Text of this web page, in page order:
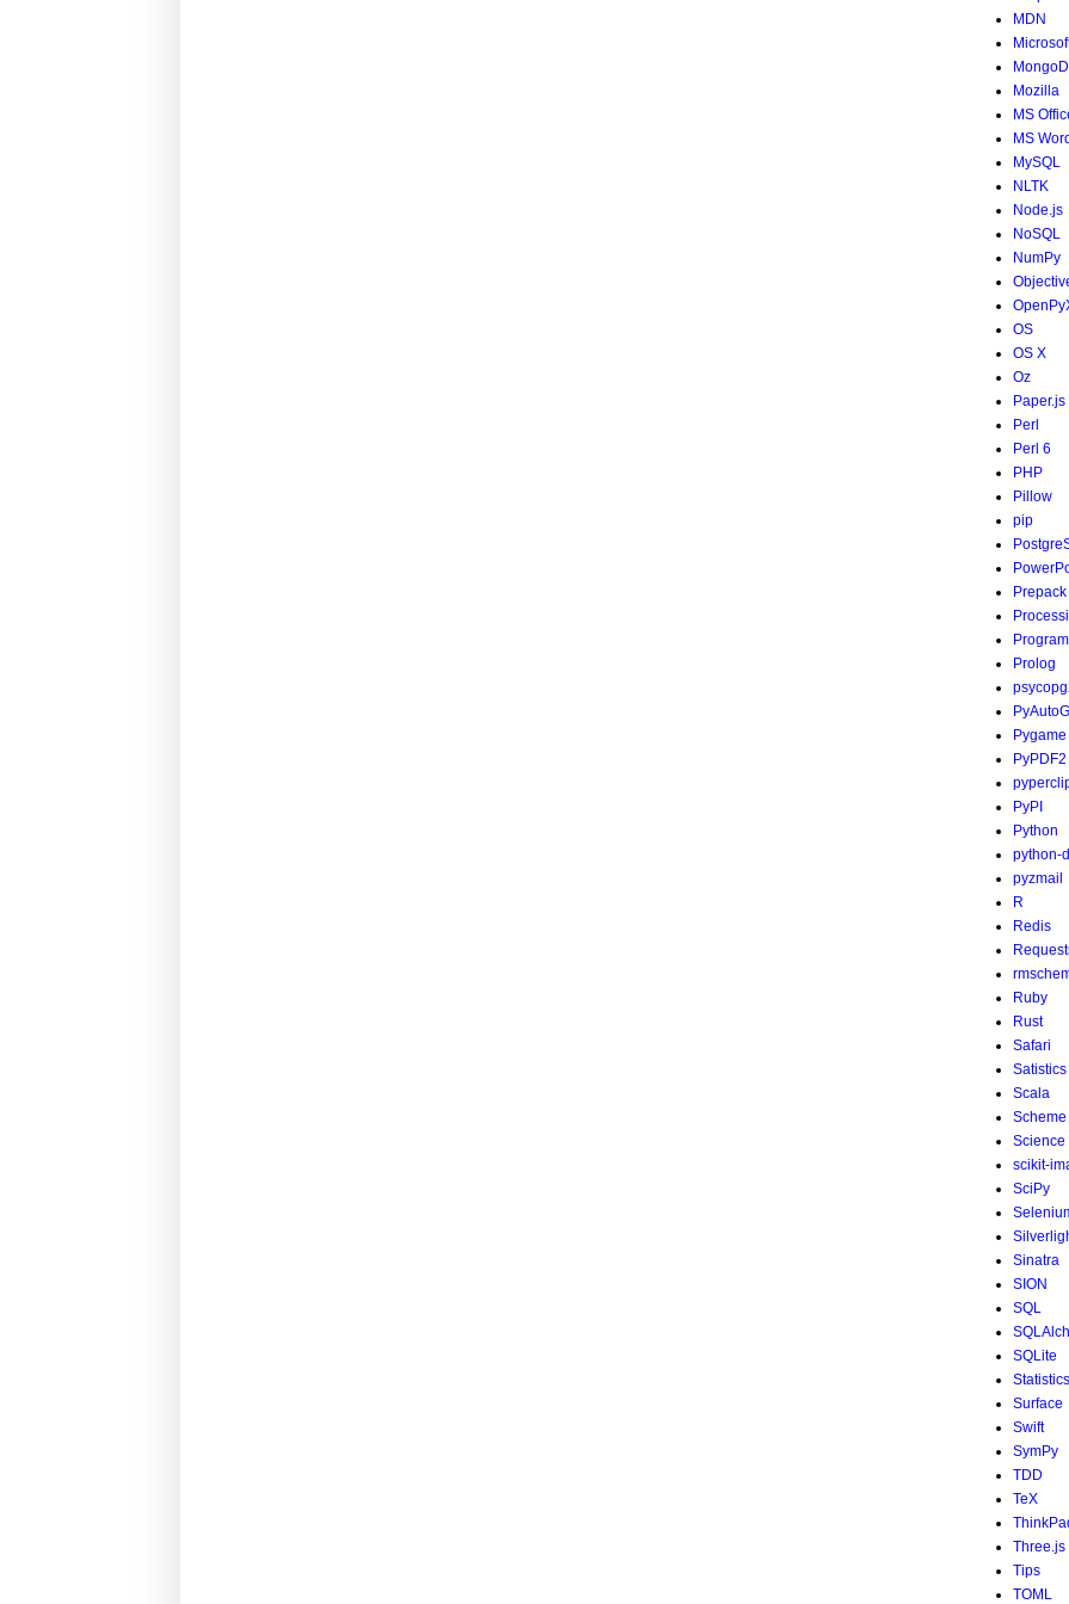
MDN
Mozilla
MS
MS Word
MySQL
NLTK
Node.js
NoSQL
NumPy
OS
OS X
Oz
Paper.js
Perl
Perl 6
PHP
Pillow
pip
Prepack
Prolog
Pygame
PyPDF2
PyPI
Python
python-
pyzmail
R
Redis
Ruby
Rust
Safari
Satistics
Scala
Scheme
Science
scikit-
SciPy
Sinatra
SION
SQL
SQLite
Statistics
Surface
Swift
SymPy
TDD
TeX
Three.js
Tips
TOML